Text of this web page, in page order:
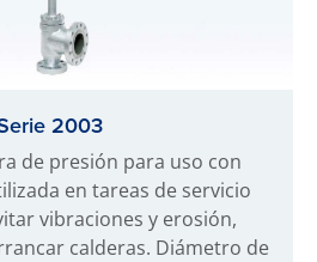
2003
de presión para uso con
en tareas de servicio
vibraciones y erosión,
calderas. Diámetro de